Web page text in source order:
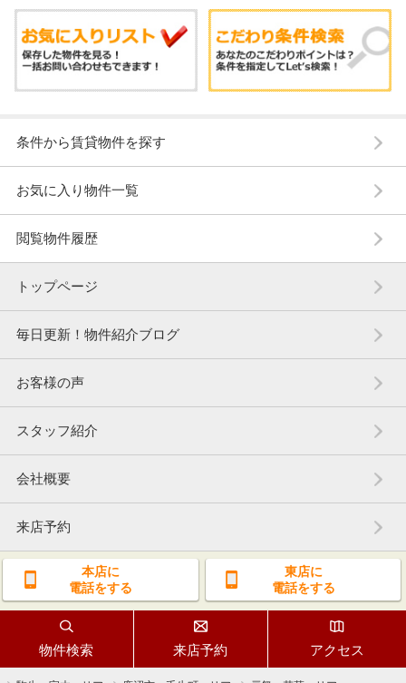
条件から賃貸物件を探す
お気に入り物件一覧
閲覧物件履歴
トップページ
毎日更新！物件紹介ブログ
お客様の声
スタッフ紹介
会社概要
来店予約
本店に
電話をする
東店に
電話をする
物件検索 来店予約 アクセス